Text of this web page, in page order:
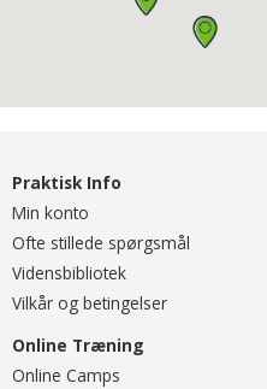
Praktisk Info
Min konto
Ofte stillede spørgsmål
Vidensbibliotek
Vilkår og betingelser
Online Træning
Online Camps